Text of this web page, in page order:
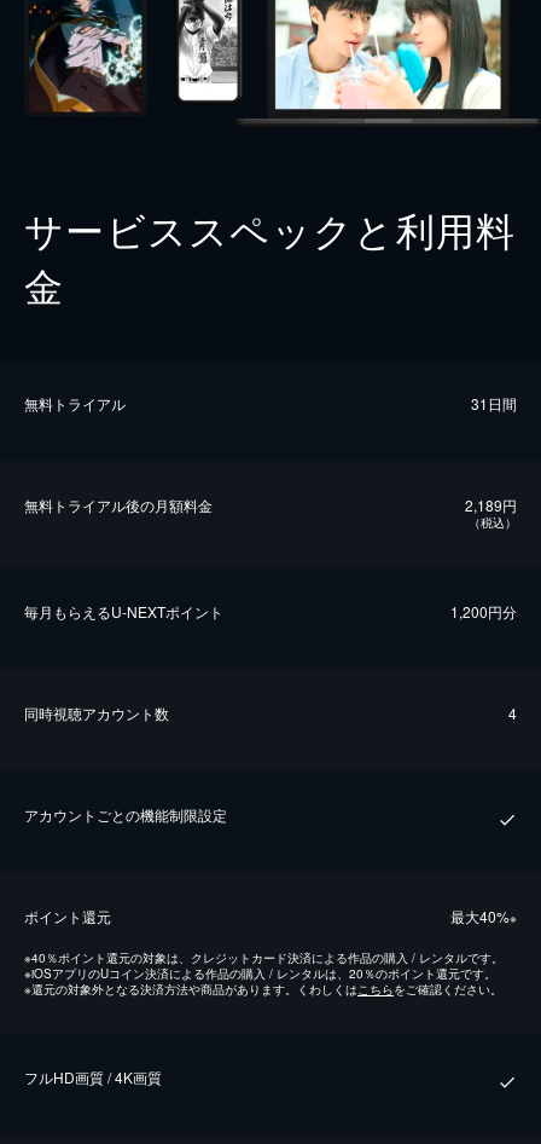
サービススペックと利用料
金
無料トライアル 31日間
無料トライアル後の⽉額料金 2,189円
（税込）
毎⽉もらえるU-NEXTポイント 1,200円分
同時視聴アカウント数 4
アカウントごとの機能制限設定
ポイント還元 最⼤40%※
※40％ポイント還元の対象は、クレジットカード決済による作品の購入 / レンタルです。
※iOSアプリのUコイン決済による作品の購入 / レンタルは、20％のポイント還元です。
※還元の対象外となる決済方法や商品があります。くわしくはこちらをご確認ください。
フルHD画質 / 4K画質